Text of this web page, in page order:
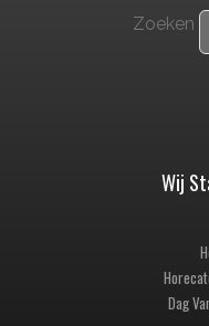
Zoeken
Wij
Dag